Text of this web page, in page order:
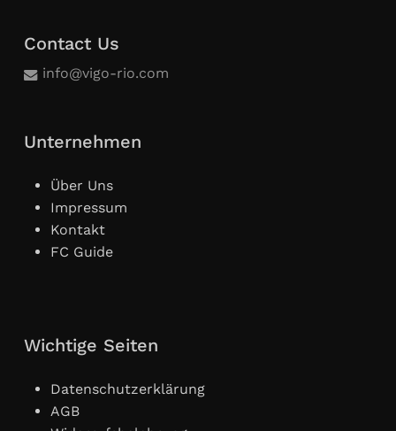
Contact Us
info@vigo-rio.com
Unternehmen
Über Uns
Impressum
Kontakt
FC Guide
Wichtige Seiten
Datenschutzerklärung
AGB